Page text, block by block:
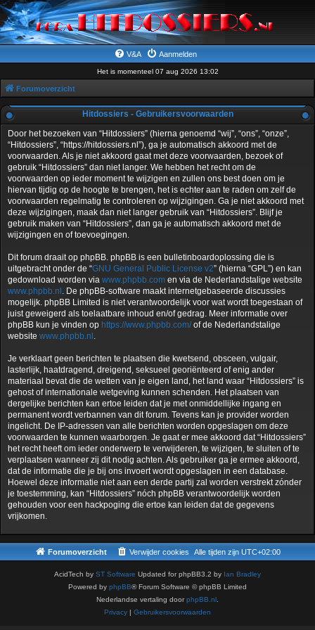
V&A Aanmelden
Het is momenteel 07 aug 2026 13:02
Forumoverzicht
Hitdossiers - Gebruikersvoorwaarden
Door het bezoeken van “Hitdossiers” (hierna genoemd “wij”, “ons”, “onze”,
“Hitdossiers”, “https://hitdossiers.nl”), ga je automatisch akkoord met de
voorwaarden. Als je niet akkoord gaat met deze voorwaarden, bezoek of
gebruik “Hitdossiers” dan niet langer. We hebben het recht om de
voorwaarden op ieder moment te wijzigen en zullen ons best doen om je
hiervan tijdig op de hoogte te brengen, het is echter aan te raden om zelf de
voorwaarden regelmatig te controleren op wijzigingen. Ga je niet akkoord met
deze wijzigingen, maak dan niet langer gebruik van “Hitdossiers”. Blijf je
gebruik maken van “Hitdossiers”, dan ga je automatisch akkoord met de
wijzigingen en of toevoegingen.
Dit forum draait op phpBB. phpBB is een bulletinboardoplossing die is
uitgebracht onder de “GNU General Public License v2” (hierna “GPL”) en kan
gedownload worden via www.phpbb.com en via de Nederlandstalige website
www.phpbb.nl . De phpBB-software maakt internetgebaseerde discussies
mogelijk. phpBB Limited is niet verantwoordelijk voor wat wordt toegestaan of
juist geweigerd als toelaatbare inhoud en/of gedrag. Meer informatie over
phpBB kun je vinden op https://www.phpbb.com/of de Nederlandstalige
website www.phpbb.nl .
Je verklaart geen berichten te plaatsen die kwetsend, obsceen, vulgair,
lasterlijk, haatdragend, dreigend, seksueel georiënteerd of enig ander
materiaal bevat die de wetten van je eigen land, het land waar “Hitdossiers” is
gehost of internationale wetgeving kunnen schenden. Het plaatsen van
dergelijke berichten kan ertoe leiden dat je met onmiddellijke ingang en
permanent wordt verbannen van dit forum. Tevens kan je provider worden
ingelicht. De IP-adressen van alle berichten worden opgeslagen om deze
voorwaarden te kunnen waarborgen. Je gaat er mee akkoord dat “Hitdossiers”
het recht heeft om ieder onderwerp te verwijderen, te wijzigen, te sluiten of te
verplaatsen wanneer zij dit nodig achten. Als gebruiker ga je ermee akkoord,
dat de informatie die je bij ons invoert wordt opgeslagen in een database.
Hoewel deze informatie niet aan een derde partij zal worden verstrekt zónder
je toestemming, kan “Hitdossiers” nóch phpBB verantwoordelijk worden
gehouden voor een hackpoging die ertoe kan leiden dat de gegevens
vrijkomen.
Forumoverzicht Alle tijden zijn UTC+02:00
Verwijder cookies
AcidTech by ST Software Updated for phpBB3.2 by Ian Bradley
Powered by phpBB® Forum Software © phpBB Limited
Nederlandse vertaling doorphpBB.nl
Privacy | Gebruikersvoorwaarden